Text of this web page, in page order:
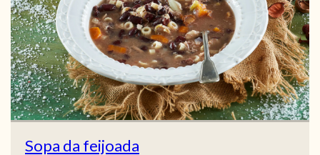
Sopa da feijoada